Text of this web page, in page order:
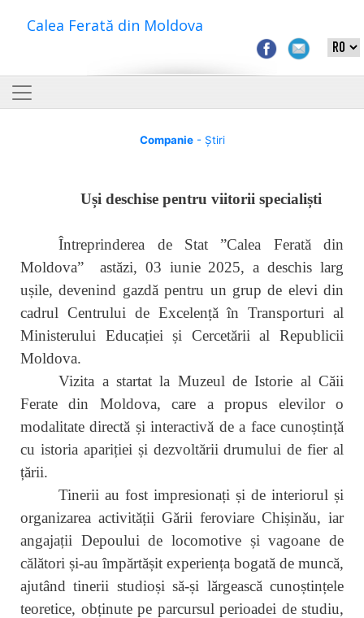
Calea Ferată din Moldova
Companie- Știri
Uși deschise pentru viitorii specialiști
Întreprinderea de Stat ”Calea Ferată din
Moldova” astăzi, 03 iunie 2025, a deschis larg
ușile, devenind gazdă pentru un grup de elevi din
cadrul Centrului de Excelență în Transporturi al
Ministerului Educației și Cercetării al Republicii
Moldova.
Vizita a startat la Muzeul de Istorie al Căii
Ferate din Moldova, care a propus elevilor o
modalitate directă și interactivă de a face cunoștință
cu istoria apariției și dezvoltării drumului de fier al
țării.
Tinerii au fost impresionați și de interiorul și
organizarea activității Gării feroviare Chișinău, iar
angajații Depoului de locomotive și vagoane de
călători și-au împărtășit experiența bogată de muncă,
ajutând tinerii studioși să-și lărgească cunoștințele
teoretice, obținute pe parcursul perioadei de studiu,